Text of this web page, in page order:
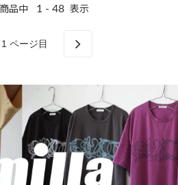
商品中 1 - 48 表示
1 ページ目